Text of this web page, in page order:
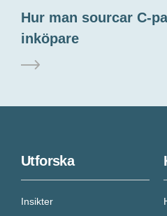
Hur man sourcar C-
inköpare
Utforska
Insikter